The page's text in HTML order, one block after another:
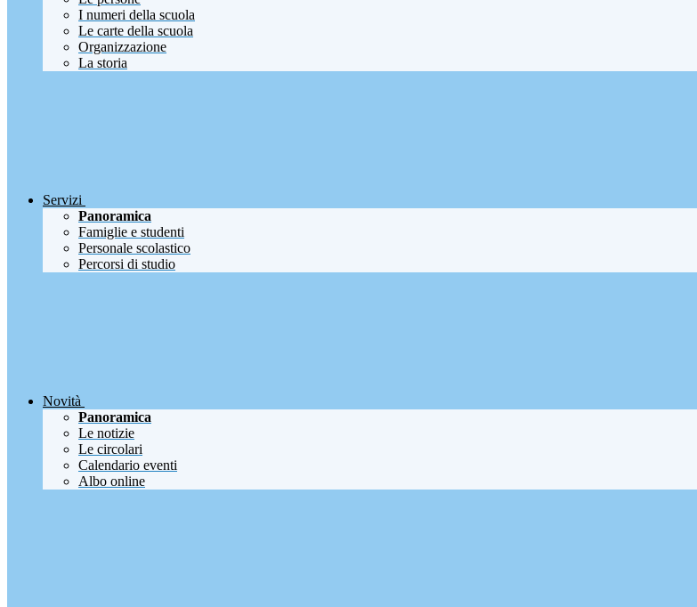
I numeri della scuola
Le carte della scuola
Organizzazione
La storia
Servizi
Panoramica
Famiglie e studenti
Personale scolastico
Percorsi di studio
Novità
Panoramica
Le notizie
Le circolari
Calendario eventi
Albo online